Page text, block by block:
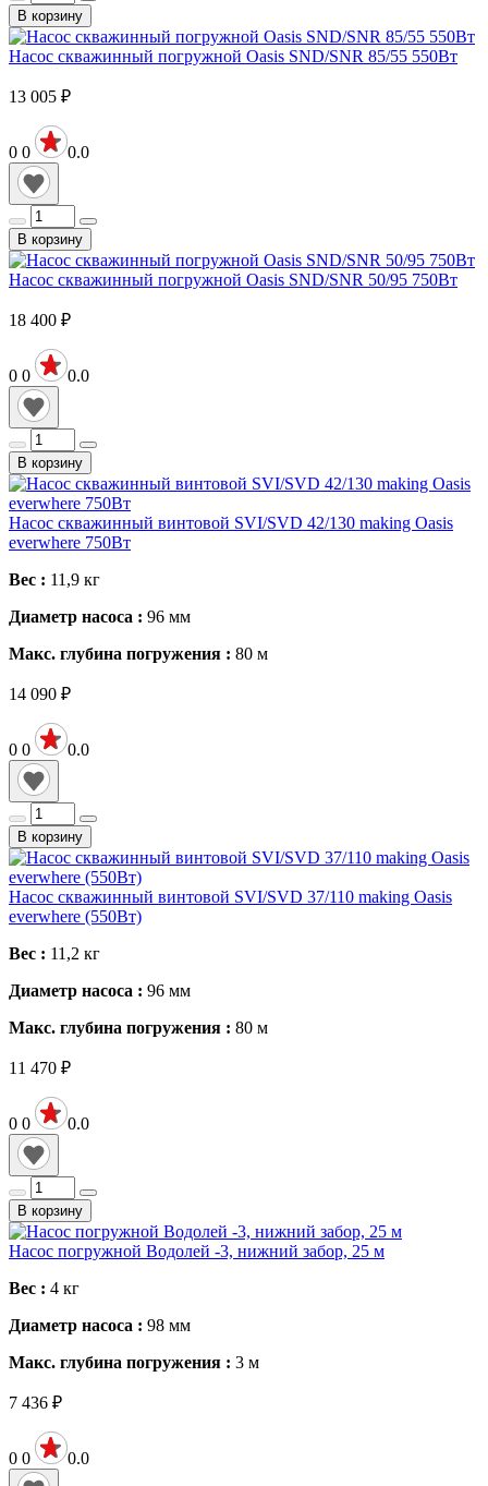
В корзину
Насос скважинный погружной Oasis SND/SNR 85/55 550Вт
13 005 ₽
0 0 0.0
В корзину
Насос скважинный погружной Oasis SND/SNR 50/95 750Вт
18 400 ₽
0 0 0.0
В корзину
Насос скважинный винтовой SVI/SVD 42/130 making Oasis
everwhere 750Вт
Вес : 11,9 кг
Диаметр насоса : 96 мм
Макс. глубина погружения : 80 м
14 090 ₽
0 0 0.0
В корзину
Насос скважинный винтовой SVI/SVD 37/110 making Oasis
everwhere (550Вт)
Вес : 11,2 кг
Диаметр насоса : 96 мм
Макс. глубина погружения : 80 м
11 470 ₽
0 0 0.0
В корзину
Насос погружной Водолей -3, нижний забор, 25 м
Вес : 4 кг
Диаметр насоса : 98 мм
Макс. глубина погружения : 3 м
7 436 ₽
0 0 0.0